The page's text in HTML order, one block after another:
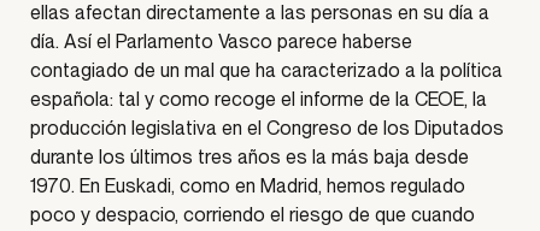
ellas afectan directamente a las personas en su día a
día. Así el Parlamento Vasco parece haberse
contagiado de un mal que ha caracterizado a la política
española: tal y como recoge el informe de la CEOE, la
producción legislativa en el Congreso de los Diputados
durante los últimos tres años es la más baja desde
1970. En Euskadi, como en Madrid, hemos regulado
poco y despacio, corriendo el riesgo de que cuando